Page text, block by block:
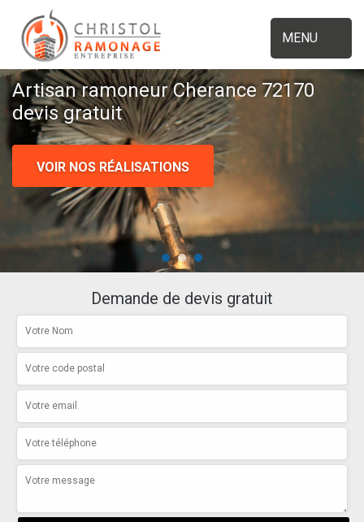
MENU
Artisan ramoneur Cherance 72170
devis gratuit
VOIR NOS RÉALISATIONS
Demande de devis gratuit